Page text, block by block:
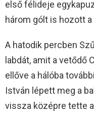
első félideje
három gólt is hozott a
A hatodik percben
labdát, amit a vetődő
ellőve a hálóba
István lépett meg a
vissza középre tette